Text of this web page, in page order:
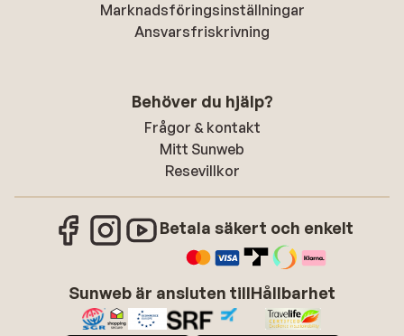
Marknadsföringsinställningar
Ansvarsfriskrivning
Behöver du hjälp?
Frågor & kontakt
Mitt Sunweb
Resevillkor
Betala säkert och enkelt
Sunweb är ansluten tillHållbarhet